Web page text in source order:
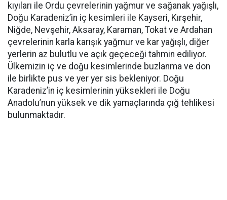
kıyıları ile Ordu çevrelerinin yağmur ve sağanak yağışlı,
Doğu Karadeniz’in iç kesimleri ile Kayseri, Kırşehir,
Niğde, Nevşehir, Aksaray, Karaman, Tokat ve Ardahan
çevrelerinin karla karışık yağmur ve kar yağışlı, diğer
yerlerin az bulutlu ve açık geçeceği tahmin ediliyor.
Ülkemizin iç ve doğu kesimlerinde buzlanma ve don
ile birlikte pus ve yer yer sis bekleniyor. Doğu
Karadeniz’in iç kesimlerinin yüksekleri ile Doğu
Anadolu’nun yüksek ve dik yamaçlarında çığ tehlikesi
bulunmaktadır.